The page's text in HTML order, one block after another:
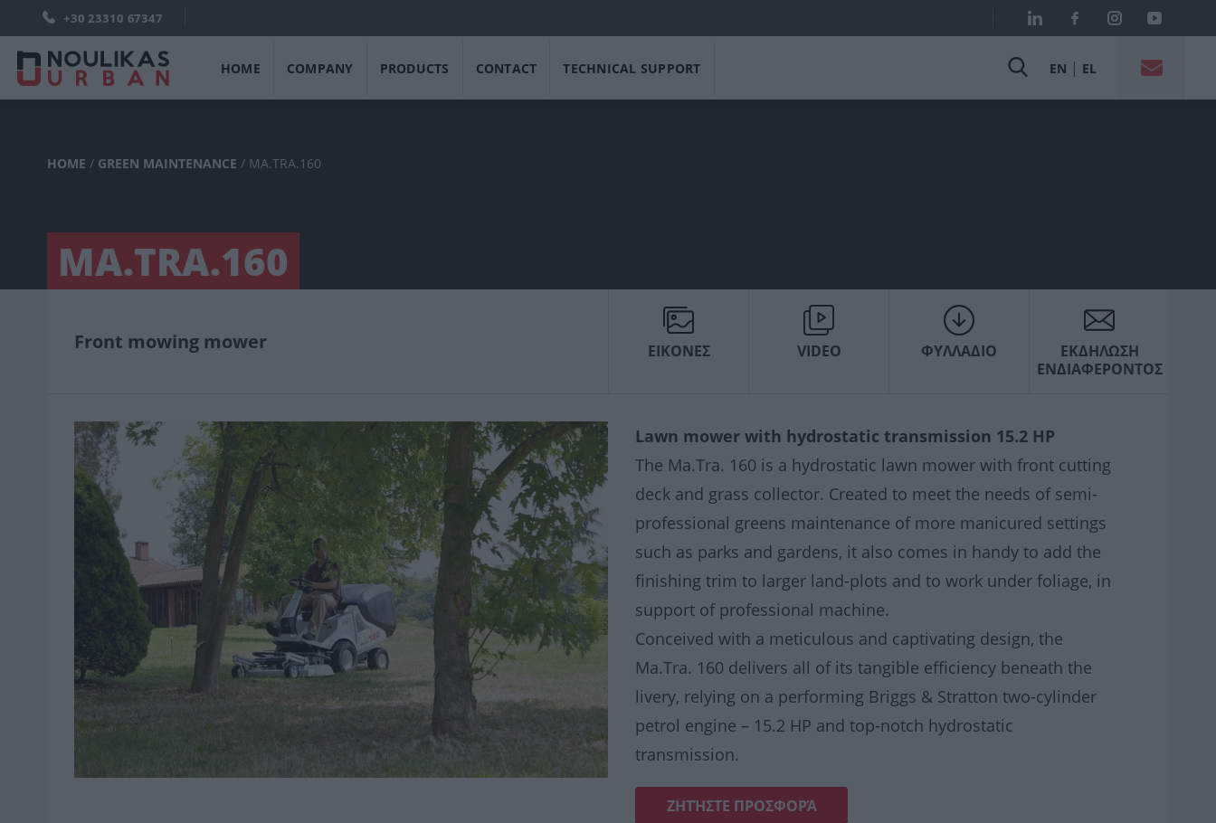
+30 23310 67347
HOME COMPANY PRODUCTS CONTACT TECHNICAL SUPPORT EN | EL
HOME / GREEN MAINTENANCE / MA.TRA.160
MA.TRA.160
Front mowing mower ΕΙΚΟΝΕΣ VIDEO ΦΥΛΛΑΔΙΟ
ΕΚΔΗΛΩΣΗ
ΕΝΔΙΑΦΕΡΟΝΤΟΣ
Lawn mower with hydrostatic transmission 15.2 HP
The Ma.Tra. 160 is a hydrostatic lawn mower with front cutting
deck and grass collector. Created to meet the needs of semi-
professional greens maintenance of more manicured settings
such as parks and gardens, it also comes in handy to add the
finishing trim to larger land-plots and to work under foliage, in
support of professional machine.
Conceived with a meticulous and captivating design, the
Ma.Tra. 160 delivers all of its tangible efficiency beneath the
livery, relying on a performing Briggs & Stratton two-cylinder
petrol engine – 15.2 HP and top-notch hydrostatic
transmission.
ΖΗΤΉΣΤΕ ΠΡΟΣΦΟΡΆ